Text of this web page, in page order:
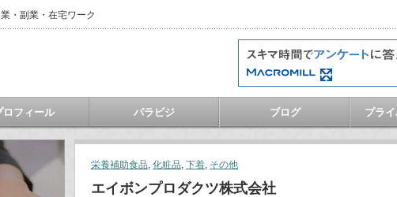
・副業・在宅ワーク
ロフィール パラビジ ブログ プラ
栄養補助食品, 化粧品, 下着, その他
エイボンプロダクツ株式会社